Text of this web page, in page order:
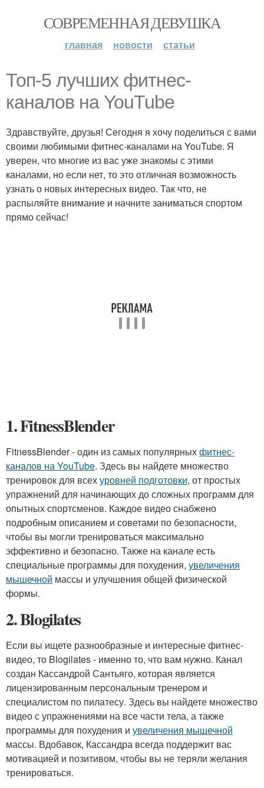
СОВРЕМЕННАЯ ДЕВУШКА
главная новости статьи
Топ-5 лучших фитнес-
каналов на YouTube
Здравствуйте, друзья! Сегодня я хочу поделиться с вами
своими любимыми фитнес-каналами на YouTube. Я
уверен, что многие из вас уже знакомы с этими
каналами, но если нет, то это отличная возможность
узнать о новых интересных видео. Так что, не
распыляйте внимание и начните заниматься спортом
прямо сейчас!
1. FitnessBlender
FitnessBlender - один из самых популярныхфитнес-
каналов на YouTube. Здесь вы найдете множество
тренировок для всехуровней подготовки, от простых
упражнений для начинающих до сложных программ для
опытных спортсменов. Каждое видео снабжено
подробным описанием и советами по безопасности,
чтобы вы могли тренироваться максимально
эффективно и безопасно. Также на канале есть
специальные программы для похудения, увеличения
мышечной массы и улучшения общей физической
формы.
2. Blogilates
Если вы ищете разнообразные и интересные фитнес-
видео, то Blogilates - именно то, что вам нужно. Канал
создан Кассандрой Сантьяго, которая является
лицензированным персональным тренером и
специалистом по пилатесу. Здесь вы найдете множество
видео с упражнениями на все части тела, а также
программы для похудения и увеличения мышечной
массы. Вдобавок, Кассандра всегда поддержит вас
мотивацией и позитивом, чтобы вы не теряли желания
тренироваться.